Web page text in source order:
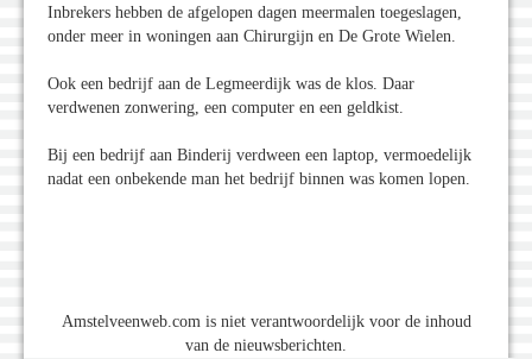
Inbrekers hebben de afgelopen dagen meermalen toegeslagen,
onder meer in woningen aan Chirurgijn en De Grote Wielen.
Ook een bedrijf aan de Legmeerdijk was de klos. Daar
verdwenen zonwering, een computer en een geldkist.
Bij een bedrijf aan Binderij verdween een laptop, vermoedelijk
nadat een onbekende man het bedrijf binnen was komen lopen.
Amstelveenweb.com is niet verantwoordelijk voor de inhoud
van de nieuwsberichten.